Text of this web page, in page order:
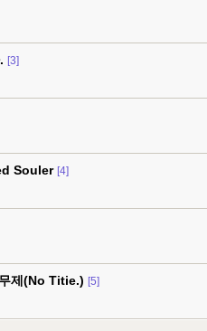
[3]
Souler [4]
제(No Titie.) [5]